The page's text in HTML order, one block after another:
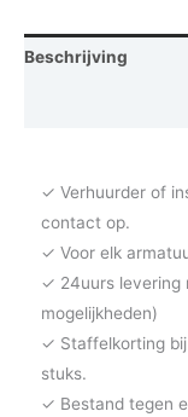
Beschrijving
✓ Verhuurder of
contact op.
✓ Voor elk
✓ 24uurs levering
mogelijkheden)
✓ Staffelkorting bij
stuks.
✓ Bestand tegen